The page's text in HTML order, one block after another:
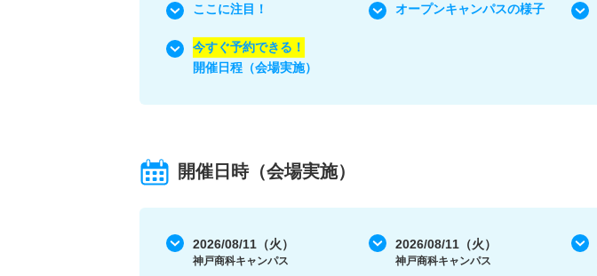
ここに注目！ オープンキャンパスの様子
今すぐ予約できる！
開催日程（会場実施）
開催日時（会場実施）
2026/08/11（火）
神戸商科キャンパス
2026/08/11（火）
神戸商科キャンパス